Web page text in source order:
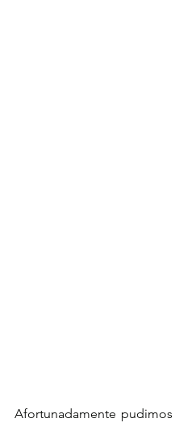
Afortunadamente